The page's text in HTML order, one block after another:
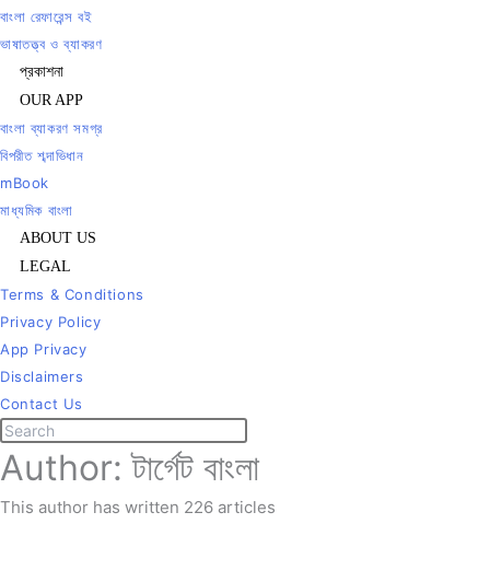
বাংলা রেফারেন্স বই
ভাষাতত্ত্ব ও ব্যাকরণ
প্রকাশনা
OUR APP
বাংলা ব্যাকরণ সমগ্র
বিপরীত শব্দাভিধান
mBook
মাধ্যমিক বাংলা
ABOUT US
LEGAL
Terms & Conditions
Privacy Policy
App Privacy
Disclaimers
Contact Us
Search
this
website
Escape
to
close
Author:টার্গেট বাংলা
This author has written 226 articles